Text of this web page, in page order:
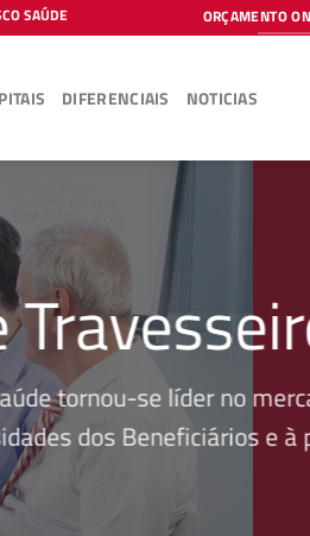
SAÚDE ORÇAMENTO
DIFERENCIAIS NOTICIAS
tornou-se líder no
dos Beneficiários e à